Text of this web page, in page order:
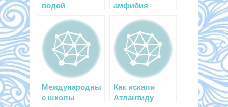
водой
амфибия
Международны
е школы
Как искали
Атлантиду